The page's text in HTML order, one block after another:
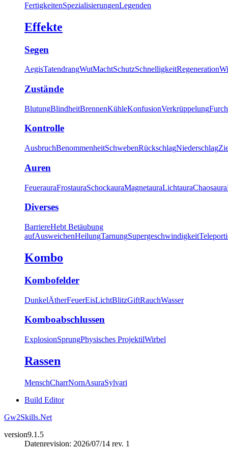
FertigkeitenSpezialisierungenLegenden
Effekte
Segen
AegisTatendrangWutMachtSchutzSchnelligkeitRegeneration
Zustände
BlutungBlindheitBrennenKühleKonfusionVerkrüppelung
Kontrolle
AusbruchBenommenheitSchwebenRückschlagNiederschlag
Auren
FeuerauraFrostauraSchockauraMagnetauraLichtauraChaosaura
Diverses
BarriereHebt Betäubung
aufAusweichenHeilungTarnungSupergeschwindigkeit
Kombo
Kombofelder
DunkelÄtherFeuerEisLichtBlitzGiftRauchWasser
Komboabschlussen
ExplosionSprungPhysisches ProjektilWirbel
Rassen
MenschCharrNornAsuraSylvari
Build Editor
Gw2Skills.Net
version9.1.5
Datenrevision: 2026/07/14 rev. 1